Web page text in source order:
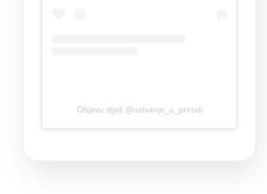
Objavu dijeli @uzivanje_u_prirodi